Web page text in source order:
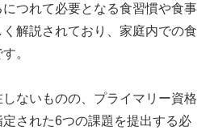
つれて必要となる食習慣や食事
解説されており、家庭内での食
。
ないものの、プライマリー資格
された6つの課題を提出する必